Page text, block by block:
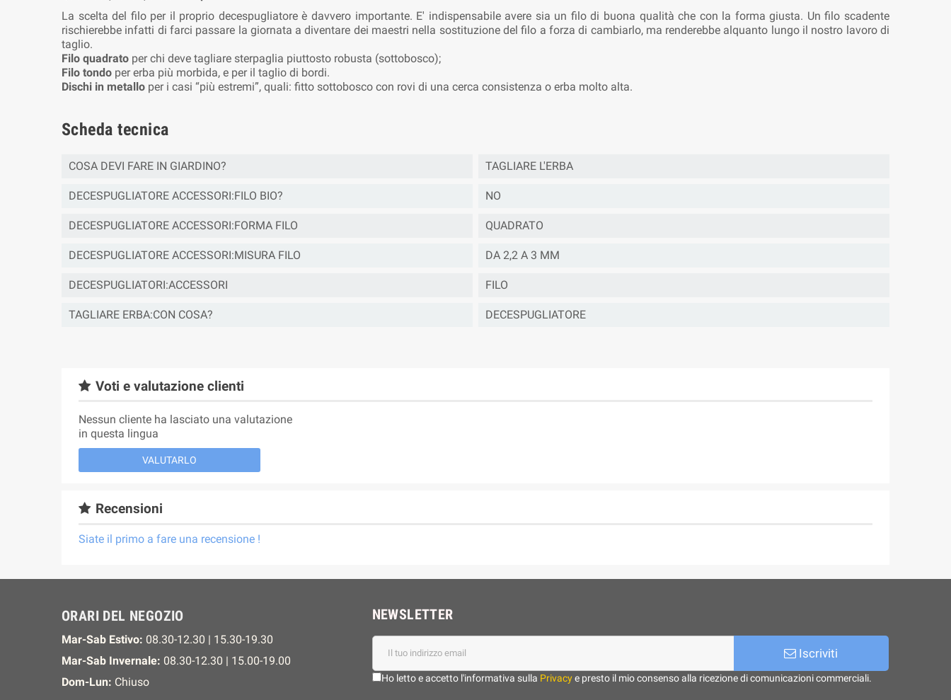
La scelta del filo per il proprio decespugliatore è davvero importante. E' indispensabile avere sia un filo di buona qualità che con la forma giusta. Un filo scadente
rischierebbe infatti di farci passare la giornata a diventare dei maestri nella sostituzione del filo a forza di cambiarlo, ma renderebbe alquanto lungo il nostro lavoro di
taglio.
Filo quadrato per chi deve tagliare sterpaglia piuttosto robusta (sottobosco);
Filo tondo per erba più morbida, e per il taglio di bordi.
Dischi in metallo per i casi “più estremi”, quali: fitto sottobosco con rovi di una cerca consistenza o erba molto alta.
Scheda tecnica
COSA DEVI FARE IN GIARDINO? TAGLIARE L'ERBA
DECESPUGLIATORE ACCESSORI:FILO BIO? NO
DECESPUGLIATORE ACCESSORI:FORMA FILO QUADRATO
DECESPUGLIATORE ACCESSORI:MISURA FILO DA 2,2 A 3 MM
DECESPUGLIATORI:ACCESSORI FILO
TAGLIARE ERBA:CON COSA? DECESPUGLIATORE
Voti e valutazione clienti
Nessun cliente ha lasciato una valutazione
in questa lingua
VALUTARLO
Recensioni
Siate il primo a fare una recensione !
ORARI DEL NEGOZIO
Mar-Sab Estivo: 08.30-12.30 | 15.30-19.30
Mar-Sab Invernale: 08.30-12.30 | 15.00-19.00
Dom-Lun: Chiuso
NEWSLETTER
Iscriviti
Ho letto e accetto l'informativa sulla Privacye presto il mio consenso alla ricezione di comunicazioni commerciali.